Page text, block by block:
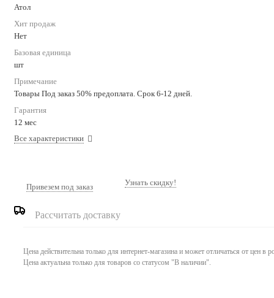
Атол
Хит продаж
Нет
Базовая единица
шт
Примечание
Товары Под заказ 50% предоплата. Срок 6-12 дней.
Гарантия
12 мес
Все характеристики
Привезем под заказ Узнать скидку!
Рассчитать доставку
Цена действительна только для интернет-магазина и может отличаться от цен в
Цена актуальна только для товаров со статусом "В наличии".